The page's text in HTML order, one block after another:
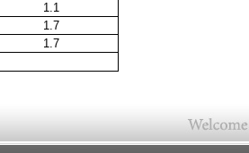
1.1
1.7
1.7